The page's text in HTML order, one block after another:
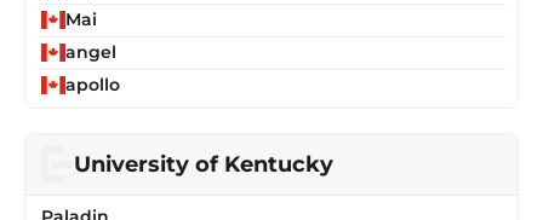
Mai
angel
apollo
University of Kentucky